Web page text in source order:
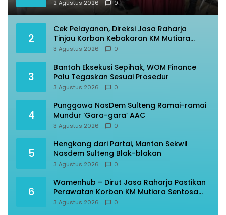
2 Agustus 2026 0
2
Cek Pelayanan, Direksi Jasa Raharja
Tinjau Korban Kebakaran KM Mutiara
Sentosa II
3 Agustus 2026 0
3
Bantah Eksekusi Sepihak, WOM Finance
Palu Tegaskan Sesuai Prosedur
3 Agustus 2026 0
4
Punggawa NasDem Sulteng Ramai-ramai
Mundur ‘Gara-gara’ AAC
3 Agustus 2026 0
5
Hengkang dari Partai, Mantan Sekwil
Nasdem Sulteng Blak-blakan
3 Agustus 2026 0
6
Wamenhub – Dirut Jasa Raharja Pastikan
Perawatan Korban KM Mutiara Sentosa
Optimal
3 Agustus 2026 0